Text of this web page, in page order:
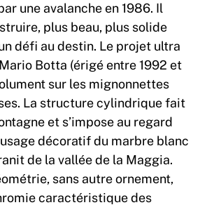
une avalanche en 1986. Il
plus beau, plus solide
défi au destin. Le projet ultra
Botta (érigé entre 1992 et
sur les mignonnettes
La structure cylindrique fait
et s’impose au regard
décoratif du marbre blanc
de la vallée de la Maggia.
sans autre ornement,
caractéristique des